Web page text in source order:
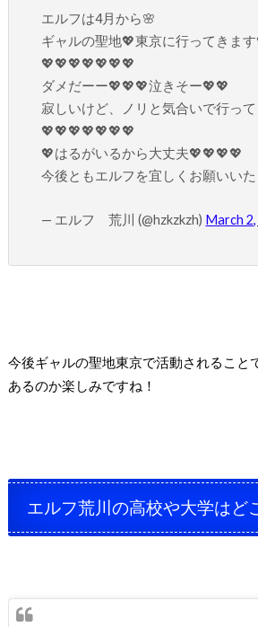
エルフは4月から🌸
ギャルの聖地💖東京に行ってきま
💖💖💖💖💖💖💖
ダメだーー💖💖💖泣きそー💖💖
寂しいけど、ノリと気合いで行っ
💖💖💖💖💖💖💖
💖はるがいるから大丈夫💖💖💖💖
今後ともエルフを宜しくお願いい
— エルフ 荒川 (@hzkzkzh) March
今後ギャルの聖地東京で活動されること
あるのか楽しみですね！
エルフ荒川の高校や大学はど